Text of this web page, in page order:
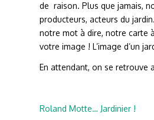
de raison. Plus que jamais,
producteurs, acteurs du
notre mot à dire, notre carte
votre image ! L’image d’un
En attendant, on se retrouve
Roland Motte… Jardinier !